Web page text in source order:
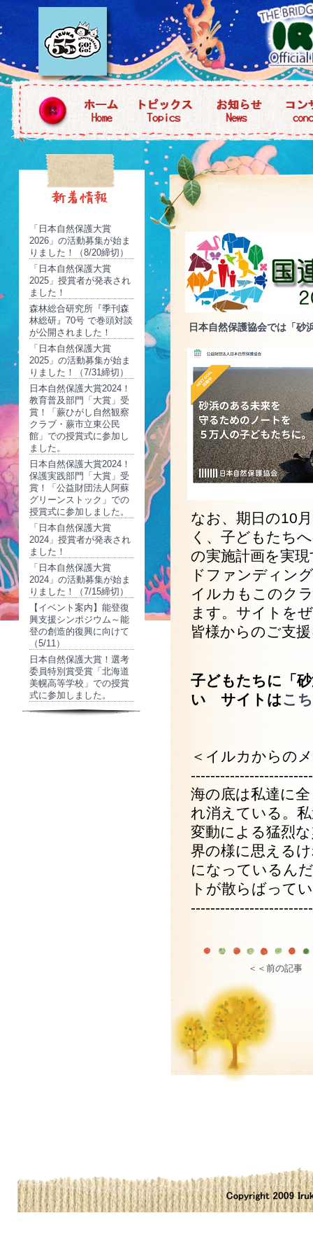
「日本自然保護大賞
2026」の活動募集が始ま
りました！（8/20締切）
「日本自然保護大賞
2025」授賞者が発表され
ました！
森林総合研究所『季刊森
林総研』70号 で巻頭対談
が公開されました！
「日本自然保護大賞
2025」の活動募集が始ま
りました！（7/31締切）
日本自然保護大賞2024！
教育普及部門「大賞」受
賞！「蕨ひがし自然観察
クラブ・蕨市立東公民
館」での授賞式に参加し
ました。
日本自然保護大賞2024！
保護実践部門「大賞」受
賞！「公益財団法人阿蘇
グリーンストック」での
授賞式に参加しました。
「日本自然保護大賞
2024」授賞者が発表され
ました！
「日本自然保護大賞
2024」の活動募集が始ま
りました！（7/15締切）
【イベント案内】能登復
興支援シンポジウム～能
登の創造的復興に向けて
（5/11）
日本自然保護大賞！選考
委員特別賞受賞「北海道
美幌⾼等学校」での授賞
式に参加しました。
日本自然保護協会では「砂
なお、期日の10
く、子どもたち
の実施計画を実
ドファンディン
イルカもこのク
ます。サイトを
皆様からのご支
子どもたちに「
い サイトはこ
＜イルカからの
海の底は私達に
れ消えている。
変動による猛烈
界の様に思える
になっているん
トが散らばって
＜＜前の記事